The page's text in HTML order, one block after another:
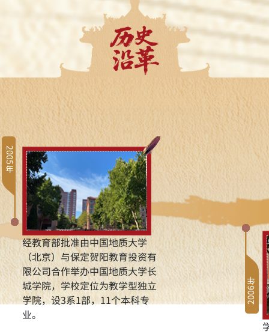
2005年
经教育部批准由中国地质大学
（北京）与保定贺阳教育投资有
限公司合作举办中国地质大学长
城学院，学校定位为教学型独立
学院，设3系1部，11个本科专
业。
2006年